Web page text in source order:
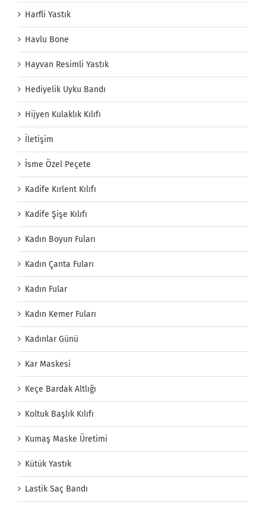
Harfli Yastık
Havlu Bone
Hayvan Resimli Yastık
Hediyelik Uyku Bandı
Hijyen Kulaklık Kılıfı
İletişim
İsme Özel Peçete
Kadife Kırlent Kılıfı
Kadife Şişe Kılıfı
Kadın Boyun Fuları
Kadın Çanta Fuları
Kadın Fular
Kadın Kemer Fuları
Kadınlar Günü
Kar Maskesi
Keçe Bardak Altlığı
Koltuk Başlık Kılıfı
Kumaş Maske Üretimi
Kütük Yastık
Lastik Saç Bandı